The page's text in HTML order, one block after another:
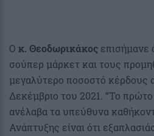
Ο κ. Θεοδωρικάκος επισήμανε
σούπερ μάρκετ και τους
μεγαλύτερο ποσοστό κέρδους
Δεκέμβριο του 2021. “Το
ανέλαβα τα υπεύθυνα
Ανάπτυξης είναι ότι